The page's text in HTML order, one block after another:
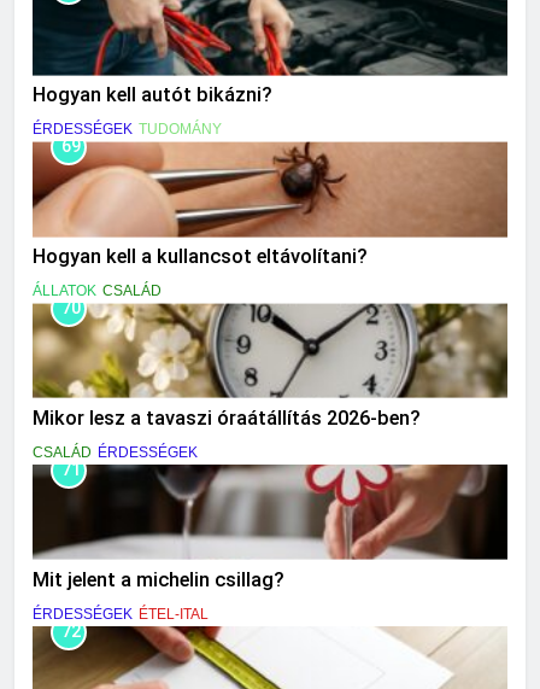
Hogyan kell autót bikázni?
ÉRDESSÉGEK TUDOMÁNY
69
Hogyan kell a kullancsot eltávolítani?
ÁLLATOK CSALÁD
70
Mikor lesz a tavaszi óraátállítás 2026-ben?
CSALÁD ÉRDESSÉGEK
71
Mit jelent a michelin csillag?
ÉRDESSÉGEK ÉTEL-ITAL
72